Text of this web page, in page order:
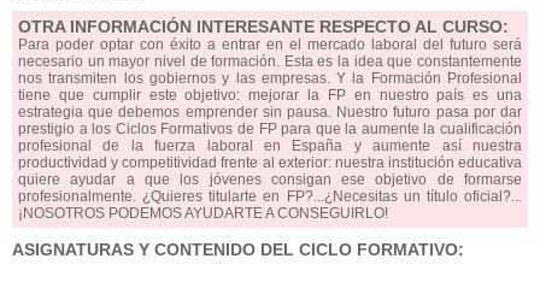
OTRA INFORMACIÓN INTERESANTE RESPECTO AL CURSO:
Para poder optar con éxito a entrar en el mercado laboral del futuro será
necesario un mayor nivel de formación. Esta es la idea que constantemente
nos transmiten los gobiernos y las empresas. Y la Formación Profesional
tiene que cumplir este objetivo: mejorar la FP en nuestro país es una
estrategia que debemos emprender sin pausa. Nuestro futuro pasa por dar
prestigio a los Ciclos Formativos de FP para que la aumente la cualificación
profesional de la fuerza laboral en España y aumente así nuestra
productividad y competitividad frente al exterior: nuestra institución educativa
quiere ayudar a que los jóvenes consigan ese objetivo de formarse
profesionalmente. ¿Quieres titularte en FP?...¿Necesitas un título oficial?...
¡NOSOTROS PODEMOS AYUDARTE A CONSEGUIRLO!
ASIGNATURAS Y CONTENIDO DEL CICLO FORMATIVO: